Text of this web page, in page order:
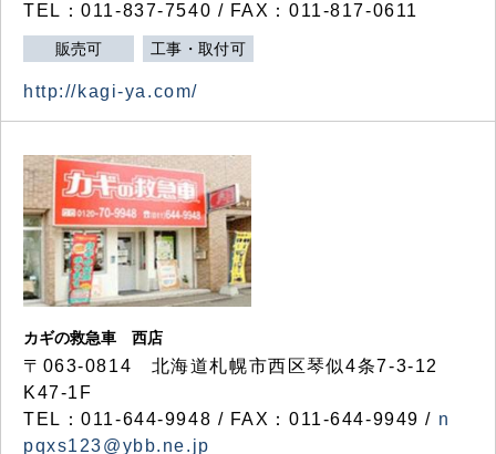
TEL：011-837-7540 / FAX：011-817-0611
販売可 工事・取付可
http://kagi-ya.com/
カギの救急車 西店
〒063-0814 北海道札幌市西区琴似4条7-3-12
K47-1F
TEL：011-644-9948 / FAX：011-644-9949 / n
pqxs123@ybb.ne.jp